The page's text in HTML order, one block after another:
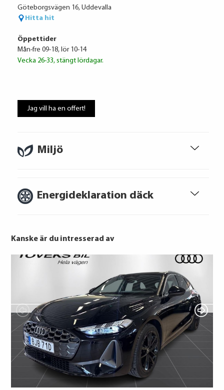
Miljö
Energideklaration däck
Uppläggningsavgift
Administrationskostnad
Om du inte kan betala tillbaka skulden i
lån. För stöd, vänd dig till budget- och
Göteborgsvägen 16, Uddevalla
Hitta hit
Öppettider
Mån-fre 09-18, lör 10-14
Vecka 26-33, stängt lördagar.
Jag vill ha en offert!
Kanske är du intresserad av